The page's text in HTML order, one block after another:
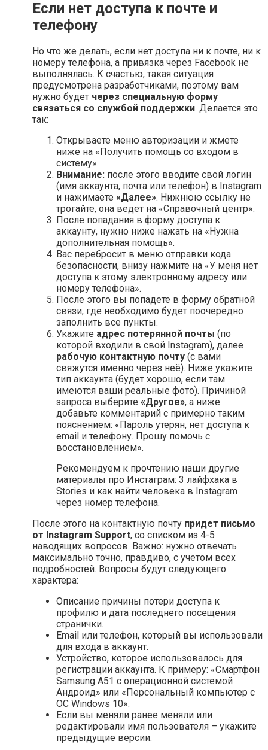
Если нет доступа к почте и
телефону
Но что же делать, если нет доступа ни к почте, ни к
номеру телефона, а привязка через Facebook не
выполнялась. К счастью, такая ситуация
предусмотрена разработчиками, поэтому вам
нужно будет через специальную форму
связаться со службой поддержки. Делается это
так:
Открываете меню авторизации и жмете
ниже на «Получить помощь со входом в
систему».
Внимание: после этого вводите свой логин
(имя аккаунта, почта или телефон) в Instagram
и нажимаете «Далее». Нижнюю ссылку не
трогайте, она ведет на «Справочный центр».
После попадания в форму доступа к
аккаунту, нужно ниже нажать на «Нужна
дополнительная помощь».
Вас перебросит в меню отправки кода
безопасности, внизу нажмите на «У меня нет
доступа к этому электронному адресу или
номеру телефона».
После этого вы попадете в форму обратной
связи, где необходимо будет поочередно
заполнить все пункты.
Укажите адрес потерянной почты (по
которой входили в свой Instagram), далее
рабочую контактную почту (с вами
свяжутся именно через неё). Ниже укажите
тип аккаунта (будет хорошо, если там
имеются ваши реальные фото). Причиной
запроса выберите «Другое», а ниже
добавьте комментарий с примерно таким
пояснением: «Пароль утерян, нет доступа к
email и телефону. Прошу помочь с
восстановлением».
Рекомендуем к прочтению наши другие
материалы про Инстаграм: 3 лайфхака в
Stories и как найти человека в Instagram
через номер телефона.
После этого на контактную почту придет письмо
от Instagram Support, со списком из 4-5
наводящих вопросов. Важно: нужно отвечать
максимально точно, правдиво, с учетом всех
подробностей. Вопросы будут следующего
характера:
Описание причины потери доступа к
профилю и дата последнего посещения
странички.
Email или телефон, который вы использовали
для входа в аккаунт.
Устройство, которое использовалось для
регистрации аккаунта. К примеру: «Смартфон
Samsung A51 с операционной системой
Андроид» или «Персональный компьютер с
ОС Windows 10».
Если вы меняли ранее меняли или
редактировали имя пользователя – укажите
предыдущие версии.